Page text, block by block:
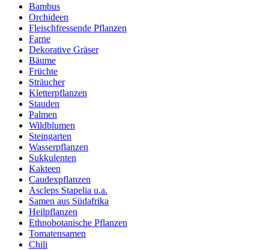
Bambus
Orchideen
Fleischfressende Pflanzen
Farne
Dekorative Gräser
Bäume
Früchte
Sträucher
Kletterpflanzen
Stauden
Palmen
Wildblumen
Steingarten
Wasserpflanzen
Sukkulenten
Kakteen
Caudexpflanzen
Ascleps Stapelia u.a.
Samen aus Südafrika
Heilpflanzen
Ethnobotanische Pflanzen
Tomatensamen
Chili